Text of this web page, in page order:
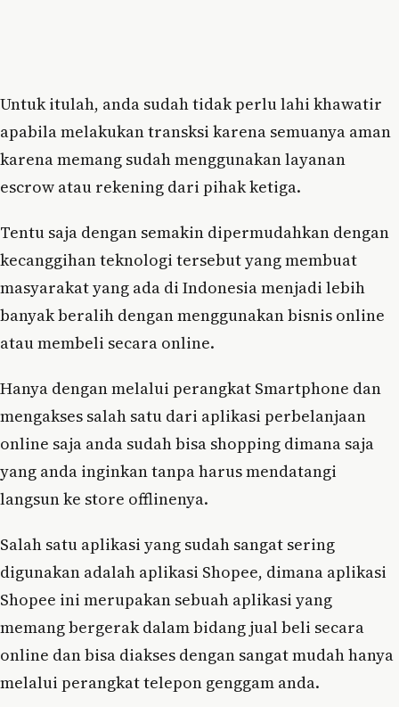
Untuk itulah, anda sudah tidak perlu lahi khawatir
apabila melakukan transksi karena semuanya aman
karena memang sudah menggunakan layanan
escrow atau rekening dari pihak ketiga.
Tentu saja dengan semakin dipermudahkan dengan
kecanggihan teknologi tersebut yang membuat
masyarakat yang ada di Indonesia menjadi lebih
banyak beralih dengan menggunakan bisnis online
atau membeli secara online.
Hanya dengan melalui perangkat Smartphone dan
mengakses salah satu dari aplikasi perbelanjaan
online saja anda sudah bisa shopping dimana saja
yang anda inginkan tanpa harus mendatangi
langsun ke store offlinenya.
Salah satu aplikasi yang sudah sangat sering
digunakan adalah aplikasi Shopee, dimana aplikasi
Shopee ini merupakan sebuah aplikasi yang
memang bergerak dalam bidang jual beli secara
online dan bisa diakses dengan sangat mudah hanya
melalui perangkat telepon genggam anda.